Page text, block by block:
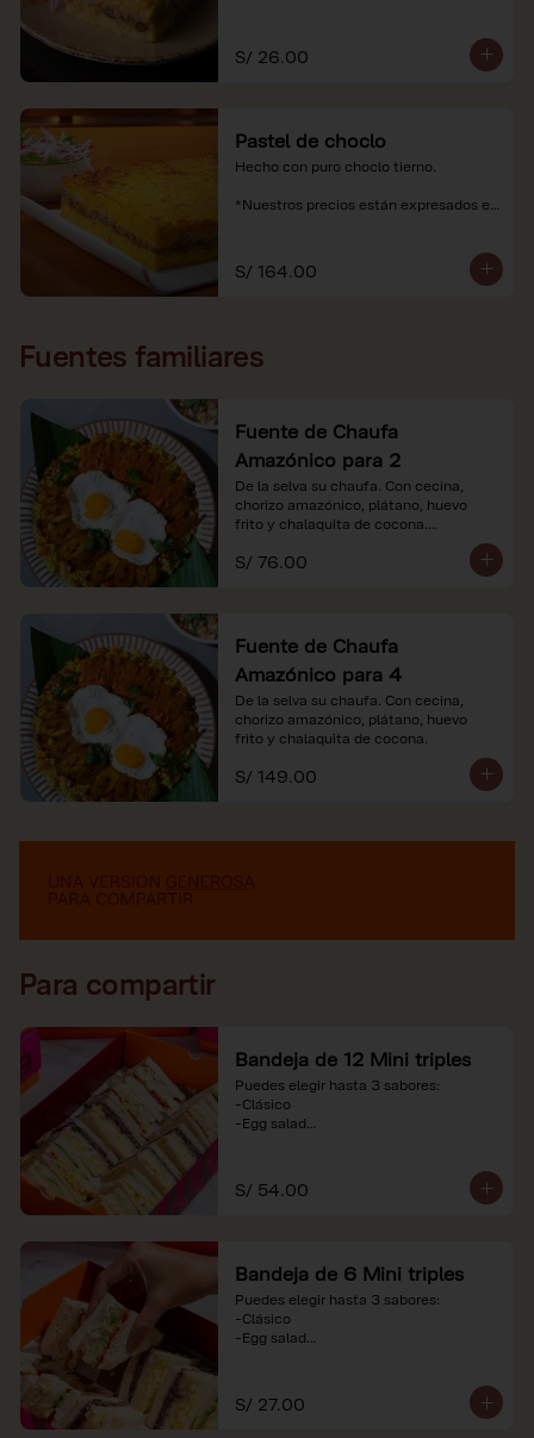
soles e incluyen impuestos de ley y
recargo al consumo.
S/ 26.00
Pastel de choclo
Hecho con puro choclo tierno.
*Nuestros precios están expresados en
S/ 164.00
Fuentes familiares
Fuente de Chaufa
Amazónico para 2
De la selva su chaufa. Con cecina,
chorizo amazónico, plátano, huevo
frito y chalaquita de cocona.
*Imágenes referenciales.
*Nuestros precios están expresados en
S/ 76.00
Fuente de Chaufa
Amazónico para 4
De la selva su chaufa. Con cecina,
chorizo amazónico, plátano, huevo
frito y chalaquita de cocona.
S/ 149.00
Para compartir
Bandeja de 12 Mini triples
Puedes elegir hasta 3 sabores:
-Clásico
-Egg salad
referenciales.
S/ 54.00
Bandeja de 6 Mini triples
Puedes elegir hasta 3 sabores:
-Clásico
-Egg salad
S/ 27.00